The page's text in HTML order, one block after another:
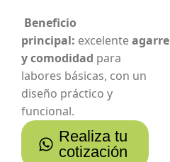
Beneficio
principal: excelenteagarre
y comodidad para
labores básicas, con un
diseño práctico y
funcional.
Realiza tu
cotización